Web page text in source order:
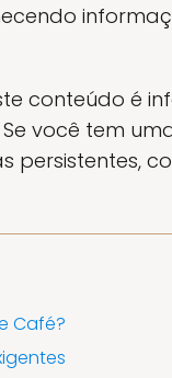
conteúdo é
você tem
persistentes,
Café?